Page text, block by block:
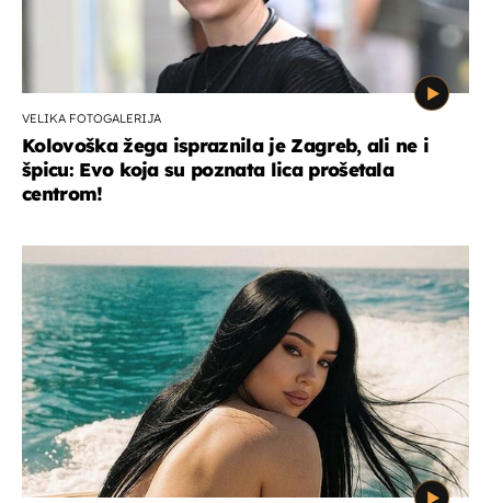
VELIKA FOTOGALERIJA
Kolovoška žega ispraznila je Zagreb, ali ne i
špicu: Evo koja su poznata lica prošetala
centrom!